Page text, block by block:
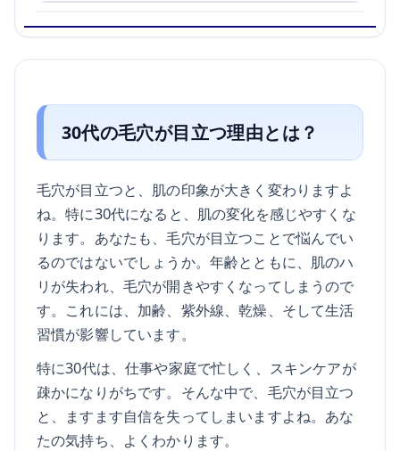
30代の毛穴が目立つ理由とは？
毛穴が目立つと、肌の印象が大きく変わりますよ
ね。特に30代になると、肌の変化を感じやすくな
ります。あなたも、毛穴が目立つことで悩んでい
るのではないでしょうか。年齢とともに、肌のハ
リが失われ、毛穴が開きやすくなってしまうので
す。これには、加齢、紫外線、乾燥、そして生活
習慣が影響しています。
特に30代は、仕事や家庭で忙しく、スキンケアが
疎かになりがちです。そんな中で、毛穴が目立つ
と、ますます自信を失ってしまいますよね。あな
たの気持ち、よくわかります。